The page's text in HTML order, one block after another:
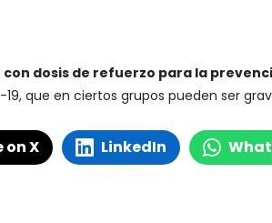
con dosis de refuerzo para la
que en ciertos grupos pueden ser
on X LinkedIn